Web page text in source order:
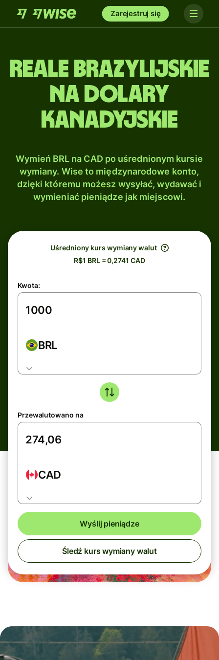
Zarejestruj się
Reale brazylijskie
na Dolary
kanadyjskie
Wymień BRL na CAD po uśrednionym kursie
wymiany. Wise to międzynarodowe konto,
dzięki któremu możesz wysyłać, wydawać i
wymieniać pieniądze jak miejscowi.
Uśredniony kurs wymiany walut
R$1 BRL = 0,2741 CAD
Kwota:
BRL
Przewalutowano na
CAD
Wyślij pieniądze
Śledź kurs wymiany walut